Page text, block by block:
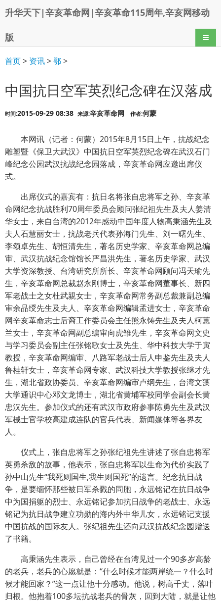
升华天下|辛亥革命网|辛亥革命115周年,辛亥网移动
版 导航
首页> 资讯>鄂>
中国抗日空军英烈纪念碑在汉落成
时间:2015-09-29 08:38 来源:辛亥革命网 作者:何蒙
本网讯（记者：何蒙）2015年8月15日上午，抗战纪念
雕塑暨《保卫大武汉》中国抗日空军英烈纪念碑在武汉石门
峰纪念公园武汉抗战纪念园落成，辛亥革命网应邀出席仪
式。
出席仪式的嘉宾有：抗日名将张自忠将军之孙、辛亥革
命网纪念抗战胜利70周年委员会顾问张纪祖先生及夫人姜清
华女士，来自台湾的2012年感动中国年度人物高秉涵先生及
夫人石慧丽女士，抗战老兵代表孙海门先生、刘一曙先生、
李颂卓先生、胡恒清先生，著名历史学家、辛亥革命网总编
审、武汉抗战纪念馆馆长严昌洪先生，著名历史学家、武汉
大学资深教授、台湾研究所所长、辛亥革命网顾问冯天瑜先
生，辛亥革命网总裁赵永刚博士，辛亥革命网董事长、新四
军老战士之女杜武親女士，辛亥革命网常务副总裁兼副总编
审余品绶先生及夫人、辛亥革命网编辑孟进女士，辛亥革命
网辛亥革命志士后裔工作委员会主任熊永铸先生及夫人柯蕙
兰女士，辛亥革命网副总编审向虎雏先生，辛亥革命网文史
与学习委员会副主任张铭歌女士及先生、华中科技大学于寅
教授，辛亥革命网编审、八路军老战士后人申鉴先生及夫人
鲁桂轩女士，辛亥革命网专家、武汉科技大学教授张继才先
生，湖北省政协委员、辛亥革命网编审卢纲先生，台湾文藻
大学通识中心邓文龙博士，湖北省黄埔军校同学会副会长黄
忠汉先生。参加仪式的还有武汉市政府参事陈勇先生及武汉
军械士官学校高建成连队的官兵代表、新闻媒体等各界友
人。
仪式上，张自忠将军之孙张纪祖先生讲述了张自忠将军
英勇杀敌的故事，他表示，张自忠将军以生命为代价实践了
孙中山先生“我死则国生,我生则国死”的遗言。纪念抗日战
争，是要缅怀那些被日军杀戮的同胞，永远铭记在抗日战争
中为国捐躯的烈士、永远铭记参加抗日战争的老战士、永远
铭记为抗日战争建立功勋的海内外中华儿女，永远铭记支援
中国抗战的国际友人。张纪祖先生还向武汉抗战纪念园赠送
了书籍。
高秉涵先生表示，自己曾经在台湾见过一个90多岁高龄
的老兵，老兵的心愿就是：“什么时候才能两岸统一？什么时
候才能回家？”这一点让他十分感动。他说，树高千丈，落叶
归根。他抱着100多坛抗战老兵的骨灰，回到大陆，就是让他